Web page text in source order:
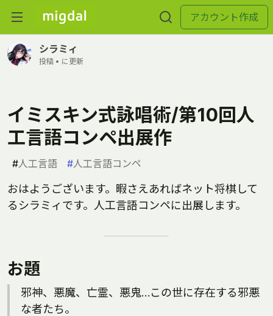
アカウント作成
シラミィ
投稿 • に更新
イミスキン式詠唱術/第10回人
工言語コンペ出展作
#人工言語 #人工言語コンペ
おはようございます。暇さえあればネット将棋して
るシラミィです。人工言語コンペに出展します。
お題
邪神、悪魔、亡霊、悪鬼…この世に存在する邪悪
な者たち。